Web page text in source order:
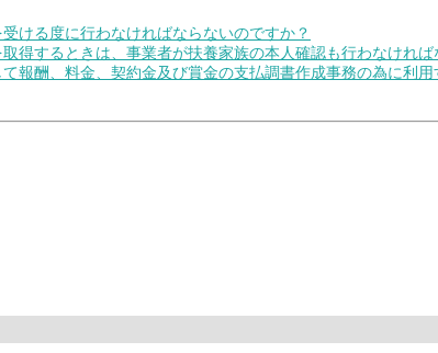
ける度に行わなければならないのですか？
するときは、事業者が扶養家族の本人確認も行わなければ
酬、料金、契約金及び賞金の支払調書作成事務の為に利